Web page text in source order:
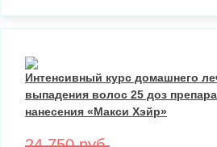
Интенсивный курс домашнего
выпадения волос 25 доз
нанесения «Макси Хэйр»